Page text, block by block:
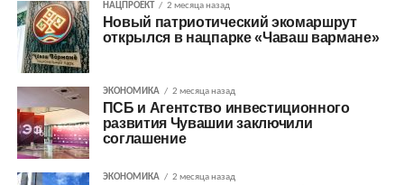
НАЦПРОЕКТ 2 месяца назад
Новый патриотический экомаршрут
открылся в нацпарке «Чаваш вармане»
ЭКОНОМИКА 2 месяца назад
ПСБ и Агентство инвестиционного
развития Чувашии заключили
соглашение
ЭКОНОМИКА 2 месяца назад